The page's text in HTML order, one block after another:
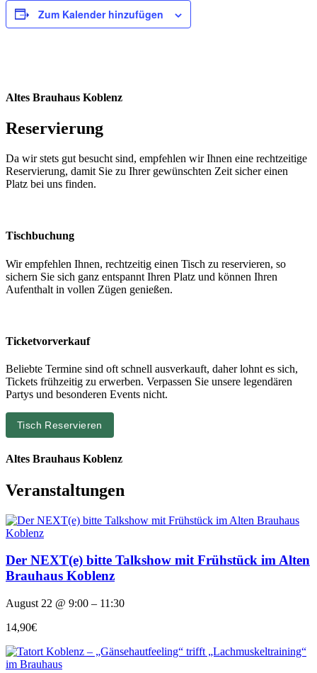
Zum Kalender hinzufügen
Altes Brauhaus Koblenz
Reservierung
Da wir stets gut besucht sind, empfehlen wir Ihnen eine rechtzeitige
Reservierung, damit Sie zu Ihrer gewünschten Zeit sicher einen
Platz bei uns finden.
Tischbuchung
Wir empfehlen Ihnen, rechtzeitig einen Tisch zu reservieren, so
sichern Sie sich ganz entspannt Ihren Platz und können Ihren
Aufenthalt in vollen Zügen genießen.
Ticketvorverkauf
Beliebte Termine sind oft schnell ausverkauft, daher lohnt es sich,
Tickets frühzeitig zu erwerben. Verpassen Sie unsere legendären
Partys und besonderen Events nicht.
Tisch Reservieren
Altes Brauhaus Koblenz
Veranstaltungen
Der NEXT(e) bitte Talkshow mit Frühstück im Alten
Brauhaus Koblenz
August 22 @ 9:00 – 11:30
14,90€